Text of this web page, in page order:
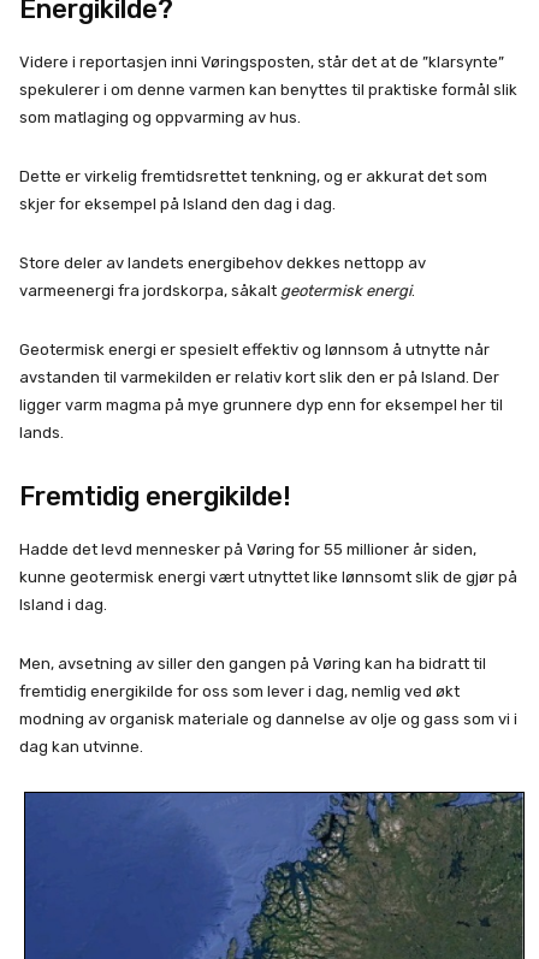
Energikilde?
Videre i reportasjen inni Vøringsposten, står det at de ”klarsynte”
spekulerer i om denne varmen kan benyttes til praktiske formål slik
som matlaging og oppvarming av hus.
Dette er virkelig fremtidsrettet tenkning, og er akkurat det som
skjer for eksempel på Island den dag i dag.
Store deler av landets energibehov dekkes nettopp av
varmeenergi fra jordskorpa, såkalt geotermisk energi.
Geotermisk energi er spesielt effektiv og lønnsom å utnytte når
avstanden til varmekilden er relativ kort slik den er på Island. Der
ligger varm magma på mye grunnere dyp enn for eksempel her til
lands.
Fremtidig energikilde!
Hadde det levd mennesker på Vøring for 55 millioner år siden,
kunne geotermisk energi vært utnyttet like lønnsomt slik de gjør på
Island i dag.
Men, avsetning av siller den gangen på Vøring kan ha bidratt til
fremtidig energikilde for oss som lever i dag, nemlig ved økt
modning av organisk materiale og dannelse av olje og gass som vi i
dag kan utvinne.